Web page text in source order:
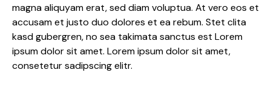
magna aliquyam erat, sed diam voluptua. At vero eos et
accusam et justo duo dolores et ea rebum. Stet clita
kasd gubergren, no sea takimata sanctus est Lorem
ipsum dolor sit amet. Lorem ipsum dolor sit amet,
consetetur sadipscing elitr.